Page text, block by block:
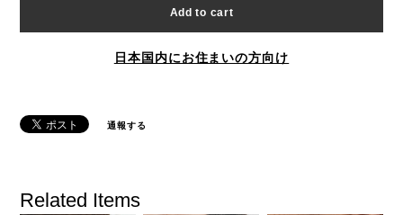
Add to cart
日本国内にお住まいの方向け
通報する
Related Items